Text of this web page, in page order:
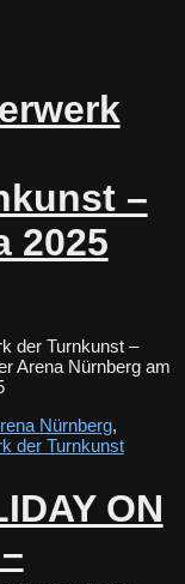
–
2025
der Turnkunst –
Arena Nürnberg am
Nürnberg,
der Turnkunst
ON